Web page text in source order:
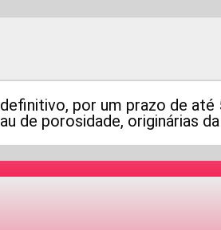
por um prazo de
de porosidade, originárias da